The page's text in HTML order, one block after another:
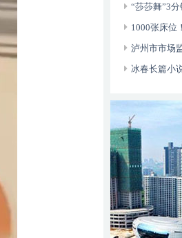
少？
“莎莎舞”3
有，还可以······
1000张床位
位于——
泸州市市场
动自行车智能
冰春长篇小